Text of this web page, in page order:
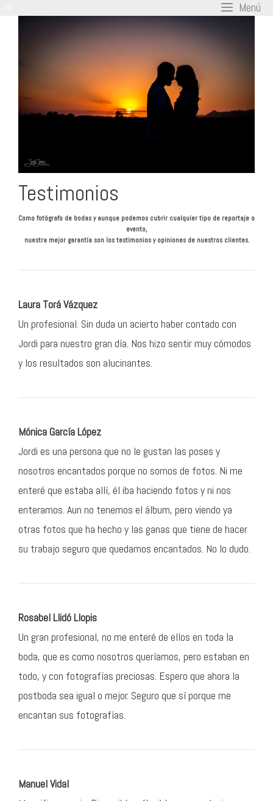
Saltar
Menú
Testimonios
Como fotógrafo de bodas y aunque podemos cubrir cualquier tipo de reportaje o
evento,
nuestra mejor garantía son los testimonios y opiniones de nuestros clientes.
Laura Torá Vázquez
Un profesional. Sin duda un acierto haber contado con
Jordi para nuestro gran día. Nos hizo sentir muy cómodos
y los resultados son alucinantes.
Mónica García López
Jordi es una persona que no le gustan las poses y
nosotros encantados porque no somos de fotos. Ni me
enteré que estaba allí, él iba haciendo fotos y ni nos
enteramos. Aun no tenemos el álbum, pero viendo ya
otras fotos que ha hecho y las ganas que tiene de hacer
su trabajo seguro que quedamos encantados. No lo dudo.
Rosabel Llidó Llopis
Un gran profesional, no me enteré de ellos en toda la
boda, que es como nosotros queríamos, pero estaban en
todo, y con fotografías preciosas. Espero que ahora la
postboda sea igual o mejor. Seguro que sí porque me
encantan sus fotografías.
Manuel Vidal